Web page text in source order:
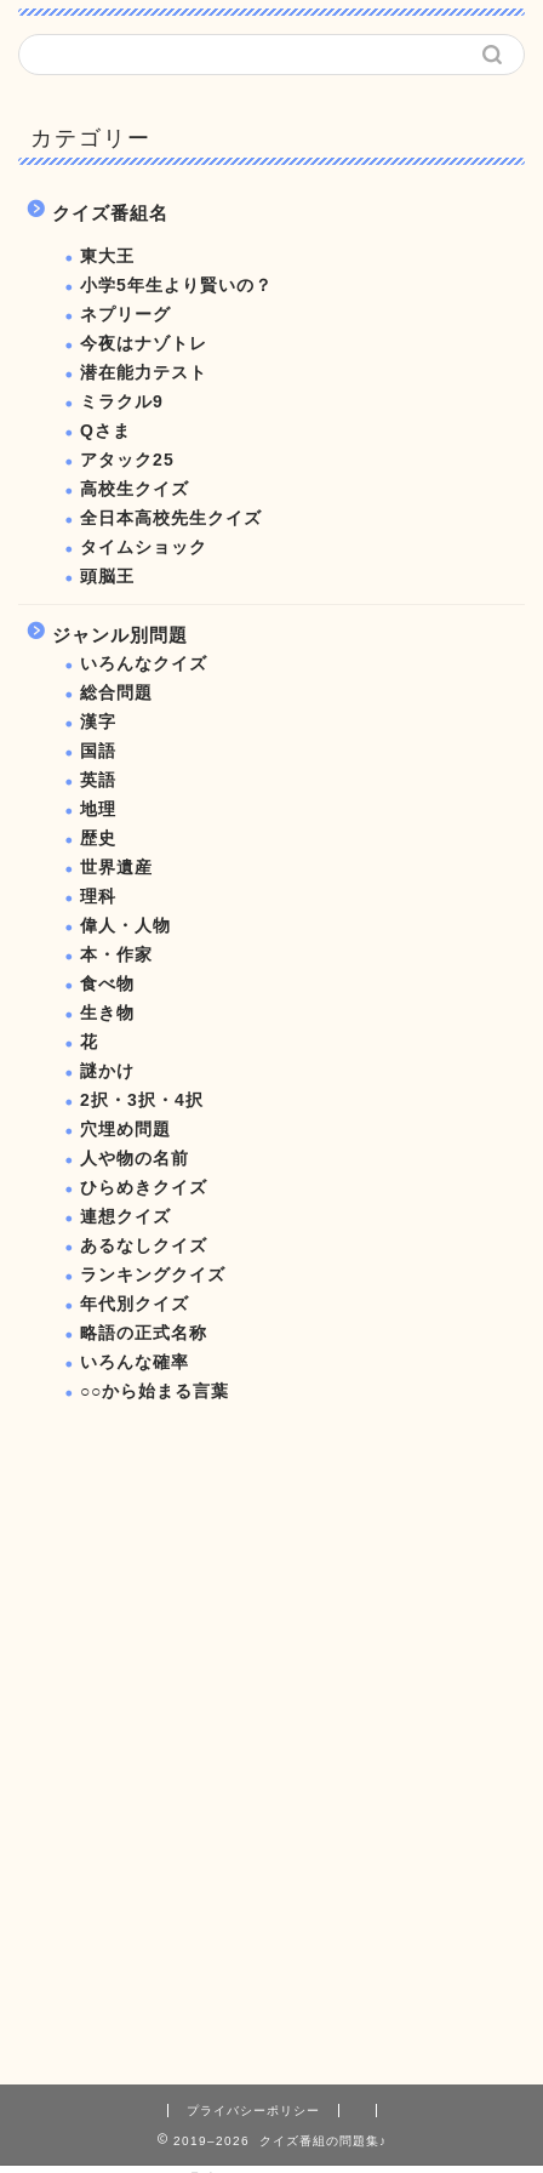
カテゴリー
クイズ番組名
東大王
小学5年生より賢いの？
ネプリーグ
今夜はナゾトレ
潜在能力テスト
ミラクル9
Qさま
アタック25
高校生クイズ
全日本高校先生クイズ
タイムショック
頭脳王
ジャンル別問題
いろんなクイズ
総合問題
漢字
国語
英語
地理
歴史
世界遺産
理科
偉人・人物
本・作家
食べ物
生き物
花
謎かけ
2択・3択・4択
穴埋め問題
人や物の名前
ひらめきクイズ
連想クイズ
あるなしクイズ
ランキングクイズ
年代別クイズ
略語の正式名称
いろんな確率
○○から始まる言葉
プライバシーポリシー
2019–2026 クイズ番組の問題集♪